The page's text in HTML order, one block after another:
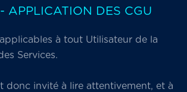
APPLICATION DES CGU
applicables à tout Utilisateur de la
Services.
donc invité à lire attentivement, et à